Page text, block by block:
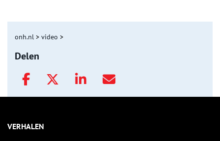
onh.nl > video >
Delen
VERHALEN